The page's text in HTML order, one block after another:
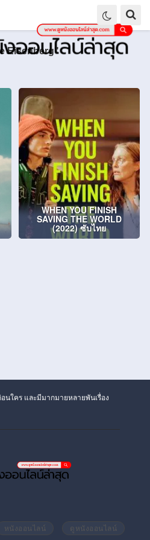
Eisenberg"
WHEN YOU FINISH
SAVING THE WORLD
(2022) ซับไทย
ใคร และมีมากมายหลายพันเรื่อง
หนังออนไลน์ ดูหนังออนไลน์